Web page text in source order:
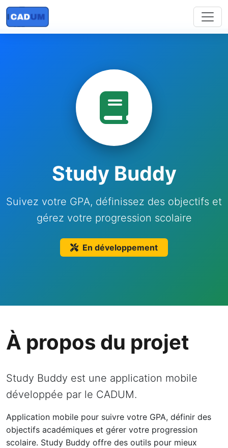
Study Buddy
Suivez votre GPA, définissez des objectifs et
gérez votre progression scolaire
En développement
À propos du projet
Study Buddy est une application mobile
développée par le CADUM.
Application mobile pour suivre votre GPA, définir des
objectifs académiques et gérer votre progression
scolaire. Study Buddy offre des outils pour mieux